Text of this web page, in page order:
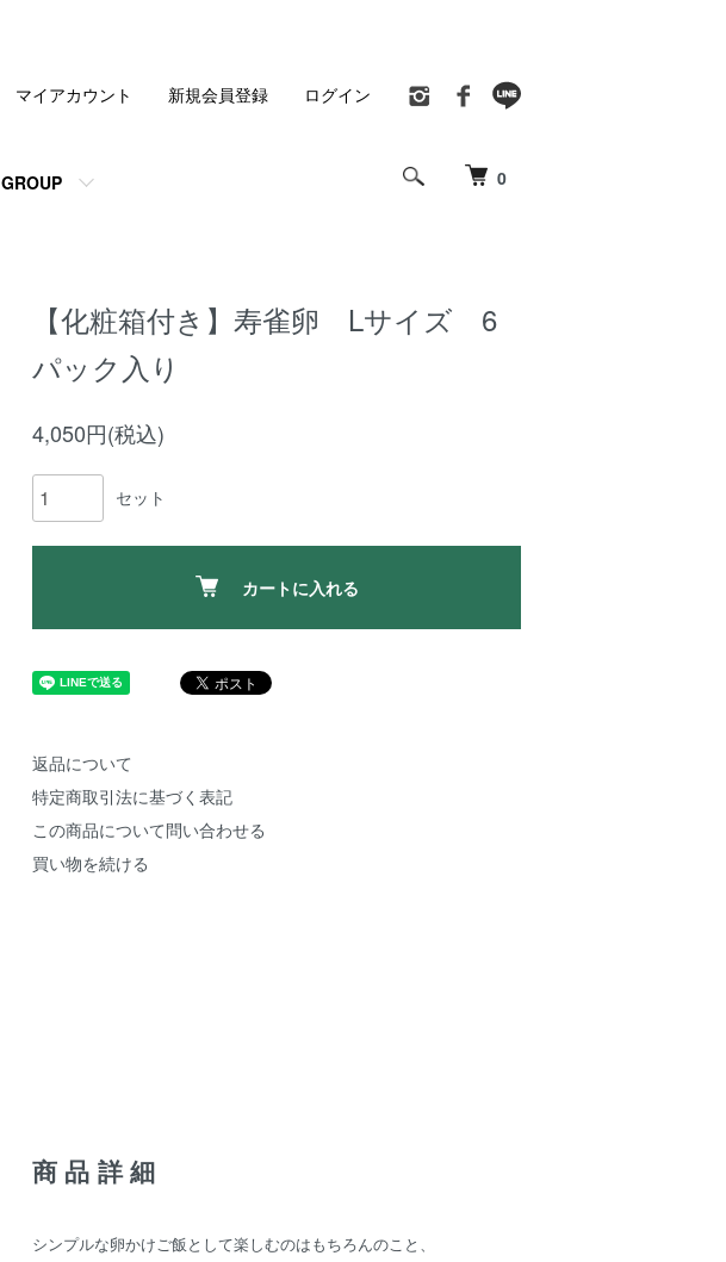
0
GROUP
マイアカウント 新規会員登録 ログイン
【化粧箱付き】寿雀卵 Lサイズ 6
パック入り
4,050円(税込)
セット
カートに入れる
返品について
特定商取引法に基づく表記
この商品について問い合わせる
買い物を続ける
商品詳細
シンプルな卵かけご飯として楽しむのはもちろんのこと、